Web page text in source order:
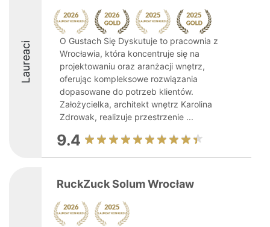
Laureaci
O Gustach Się Dyskutuje to pracownia z
Wrocławia, która koncentruje się na
projektowaniu oraz aranżacji wnętrz,
oferując kompleksowe rozwiązania
dopasowane do potrzeb klientów.
Założycielka, architekt wnętrz Karolina
Zdrowak, realizuje przestrzenie ...
9.4
RuckZuck Solum Wrocław